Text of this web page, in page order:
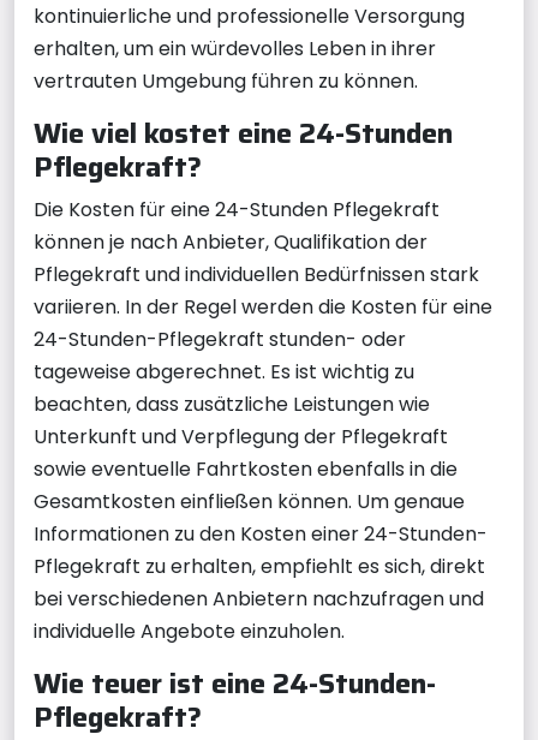
kontinuierliche und professionelle Versorgung
erhalten, um ein würdevolles Leben in ihrer
vertrauten Umgebung führen zu können.
Wie viel kostet eine 24-Stunden
Pflegekraft?
Die Kosten für eine 24-Stunden Pflegekraft
können je nach Anbieter, Qualifikation der
Pflegekraft und individuellen Bedürfnissen stark
variieren. In der Regel werden die Kosten für eine
24-Stunden-Pflegekraft stunden- oder
tageweise abgerechnet. Es ist wichtig zu
beachten, dass zusätzliche Leistungen wie
Unterkunft und Verpflegung der Pflegekraft
sowie eventuelle Fahrtkosten ebenfalls in die
Gesamtkosten einfließen können. Um genaue
Informationen zu den Kosten einer 24-Stunden-
Pflegekraft zu erhalten, empfiehlt es sich, direkt
bei verschiedenen Anbietern nachzufragen und
individuelle Angebote einzuholen.
Wie teuer ist eine 24-Stunden-
Pflegekraft?